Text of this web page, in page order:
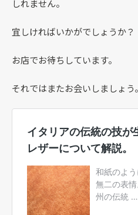
しれません。
宜しければいかがでしょうか？
お店でお待ちしています。
それではまたお会いしましょう。